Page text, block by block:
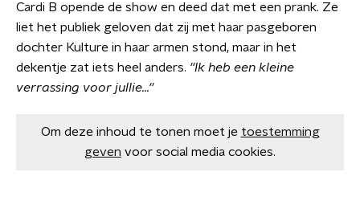
Cardi B opende de show en deed dat met een prank. Ze
liet het publiek geloven dat zij met haar pasgeboren
dochter Kulture in haar armen stond, maar in het
dekentje zat iets heel anders. ''Ik heb een kleine
verrassing voor jullie...''
Om deze inhoud te tonen moet je toestemming
geven voor social media cookies.